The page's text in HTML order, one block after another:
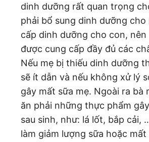
dinh dưỡng rất quan trọng
phải bổ sung dinh dưỡng cho
cấp dinh dưỡng cho con, nên
được cung cấp đầy đủ các
Nếu mẹ bị thiếu dinh dưỡng
sẽ ít dẫn và nếu không xử lý
gây mất sữa mẹ. Ngoài ra bà
ăn phải những thực phẩm
sau sinh, như: lá lốt, bắp cải,
làm giảm lượng sữa hoặc mất